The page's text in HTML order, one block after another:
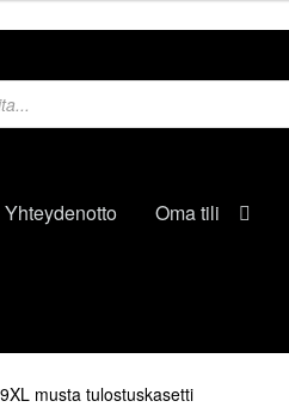
Yhteydenotto Oma tili
musta tulostuskasetti